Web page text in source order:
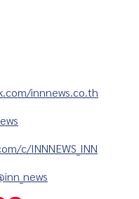
innnews.co.th
c/INNNEWS_INN